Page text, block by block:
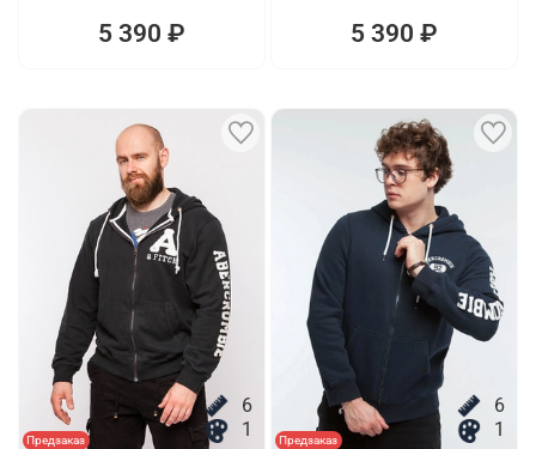
5 390 ₽ 5 390 ₽
Предзаказ
6
1
Предзаказ
6
1